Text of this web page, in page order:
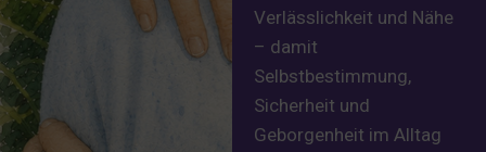
Verlässlichkeit und Nähe
– damit
Selbstbestimmung,
Sicherheit und
Geborgenheit im Alltag